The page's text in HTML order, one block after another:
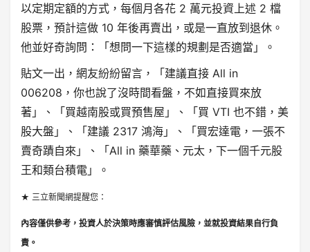
以定期定額的方式，每個月各花 2 萬元投資上述 2 檔
股票，預計這做 10 年後再賣出，或是一直放到退休。
他並好奇詢問：「想問一下這樣的規劃是否適當」。
貼文一出，網友紛紛留言，「建議直接 All in
006208，你也說了沒時間看盤，不如直接買來放
著」、「買越南股或買預售屋」、「買 VTI 也不錯，美
股大盤」、「建議 2317 鴻海」、「買宏達電，一張不
賣奇蹟自來」、「All in 藥華藥、元太，下一個千元股
王和類台積電」。
★ 三立新聞網提醒您：
內容僅供參考，投資人於決策時應審慎評估風險，並就投資結果自行負
責。